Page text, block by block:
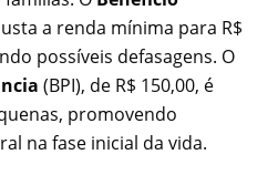
a renda mínima para R$
possíveis defasagens. O
(BPI), de R$ 150,00, é
promovendo
na fase inicial da vida.